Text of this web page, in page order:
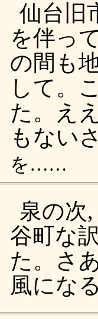
仙台旧
を伴っ
の間も
して。
た。え
もない
を……
泉の次
谷町な
た。さ
風にな